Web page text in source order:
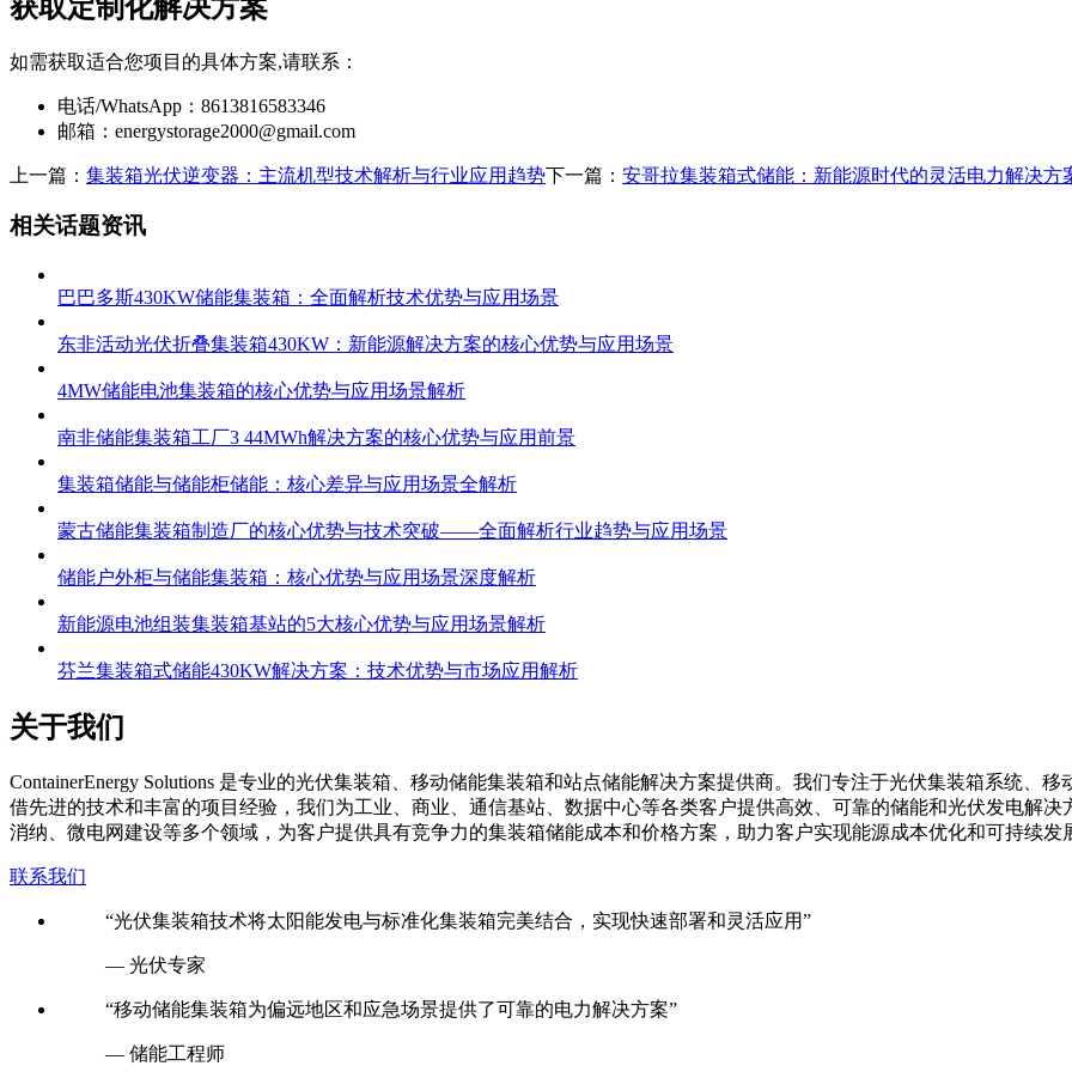
获取定制化解决方案
如需获取适合您项目的具体方案,请联系：
电话/WhatsApp：8613816583346
邮箱： energystorage2000@gmail.com
上一篇： 集装箱光伏逆变器：主流机型技术解析与行业应用趋势下一篇： 安哥拉集装箱式储能：新能源时代的灵活电力解决方
相关话题资讯
巴巴多斯430KW储能集装箱：全面解析技术优势与应用场景
东非活动光伏折叠集装箱430KW：新能源解决方案的核心优势与应用场景
4MW储能电池集装箱的核心优势与应用场景解析
南非储能集装箱工厂3 44MWh解决方案的核心优势与应用前景
集装箱储能与储能柜储能：核心差异与应用场景全解析
蒙古储能集装箱制造厂的核心优势与技术突破——全面解析行业趋势与应用场景
储能户外柜与储能集装箱：核心优势与应用场景深度解析
新能源电池组装集装箱基站的5大核心优势与应用场景解析
芬兰集装箱式储能430KW解决方案：技术优势与市场应用解析
关于我们
ContainerEnergy Solutions 是专业的光伏集装箱、移动储能集装箱和站点储能解决方案提供商。我们专注于光伏集装箱系统、
借先进的技术和丰富的项目经验，我们为工业、商业、通信基站、数据中心等各类客户提供高效、可靠的储能和光伏发电解
消纳、微电网建设等多个领域，为客户提供具有竞争力的集装箱储能成本和价格方案，助力客户实现能源成本优化和可持续发
联系我们
“光伏集装箱技术将太阳能发电与标准化集装箱完美结合，实现快速部署和灵活应用”
— 光伏专家
“移动储能集装箱为偏远地区和应急场景提供了可靠的电力解决方案”
— 储能工程师